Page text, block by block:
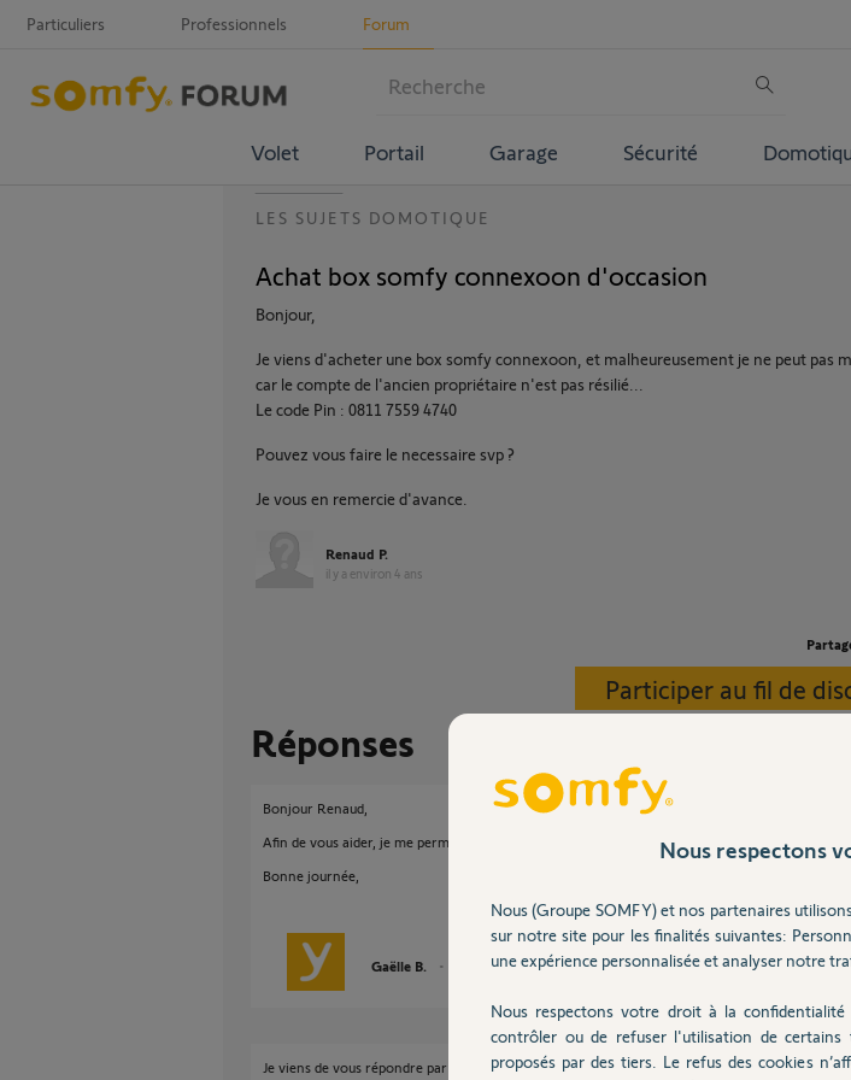
Particuliers Professionnels Forum
Volet Portail Garage Sécurité
LES SUJETS DOMOTIQUE
Achat box somfy connexoon d'occasion
Bonjour,
Je viens d'acheter une box somfy connexoon, et malheureusement je ne peut pas
car le compte de l'ancien propriétaire n'est pas résilié...
Le code Pin : 0811 7559 4740
Pouvez vous faire le necessaire svp ?
Je vous en remercie d'avance.
Renaud P.
il y a environ 4 ans
Participer au fil de
Réponses
Bonjour Renaud,
Afin de vous aider, je me permets de vous envoyer un mail.
Bonne journée,
Gaëlle B. il y a environ 4 ans
Je viens de vous répondre par retour de mail.
Nous respectons
Nous (Groupe SOMFY) et nos partenaires
sur notre site pour les finalités suivantes:
une expérience personnalisée et analyser notre
Nous respectons votre droit à la confidentialité
contrôler ou de refuser l'utilisation de certains
proposés par des tiers. Le refus des cookies